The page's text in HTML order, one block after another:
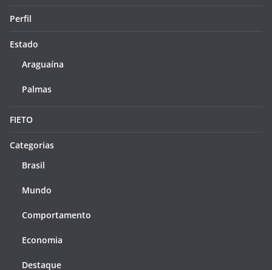
Perfil
Estado
Araguaína
Palmas
FIETO
Categorias
Brasil
Mundo
Comportamento
Economia
Destaque